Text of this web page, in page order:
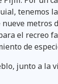
tenemos la
metros
el recreo
de
junto a la